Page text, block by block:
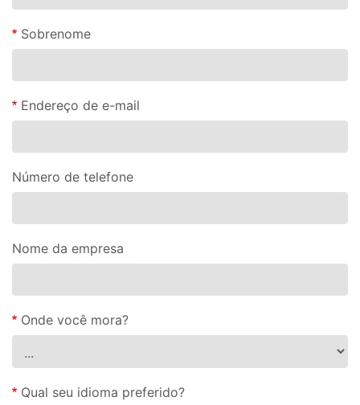
Sobrenome
Endereço de e-mail
Número de telefone
Nome da empresa
Onde você mora?
Qual seu idioma preferido?